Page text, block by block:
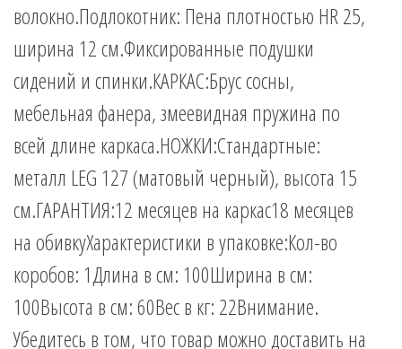
волокно.Подлокотник: Пена плотностью HR 25,
ширина 12 см.Фиксированные подушки
сидений и спинки.КАРКАС:Брус сосны,
мебельная фанера, змеевидная пружина по
всей длине каркаса.НОЖКИ:Стандартные:
металл LEG 127 (матовый черный), высота 15
см.ГАРАНТИЯ:12 месяцев на каркас18 месяцев
на обивкуХарактеристики в упаковке:Кол-во
коробов: 1Длина в см: 100Ширина в см:
100Высота в см: 60Вес в кг: 22Внимание.
Убедитесь в том, что товар можно доставить на